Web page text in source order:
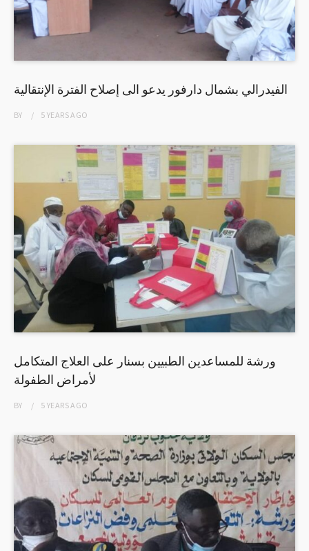
الفيدرالي بشمال دارفور يدعو الى إصلاح الفترة الإنتقالية
BY 5 YEARSAGO
ورشة للمساعدين الطبيين بسنار على العلاج المتكامل
لأمراض الطفولة
BY 5 YEARSAGO